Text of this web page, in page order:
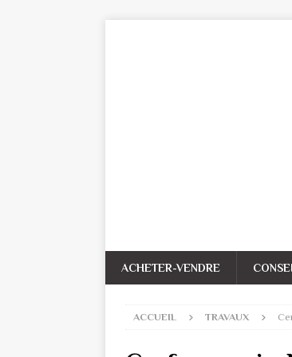
ACHETER-VENDRE
ACCUEIL TRAVAUX